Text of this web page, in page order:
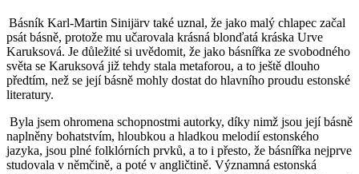
Básník Karl-Martin Sinijärv také uznal, že jako malý chlapec začal
psát básně, protože mu učarovala krásná blonďatá kráska Urve
Karuksová. Je důležité si uvědomit, že jako básnířka ze svobodného
světa se Karuksová již tehdy stala metaforou, a to ještě dlouho
předtím, než se její básně mohly dostat do hlavního proudu estonské
literatury.
Byla jsem ohromena schopnostmi autorky, díky nimž jsou její básně
naplněny bohatstvím, hloubkou a hladkou melodií estonského
jazyka, jsou plné folklórních prvků, a to i přesto, že básnířka nejprve
studovala v němčině, a poté v angličtině. Významná estonská